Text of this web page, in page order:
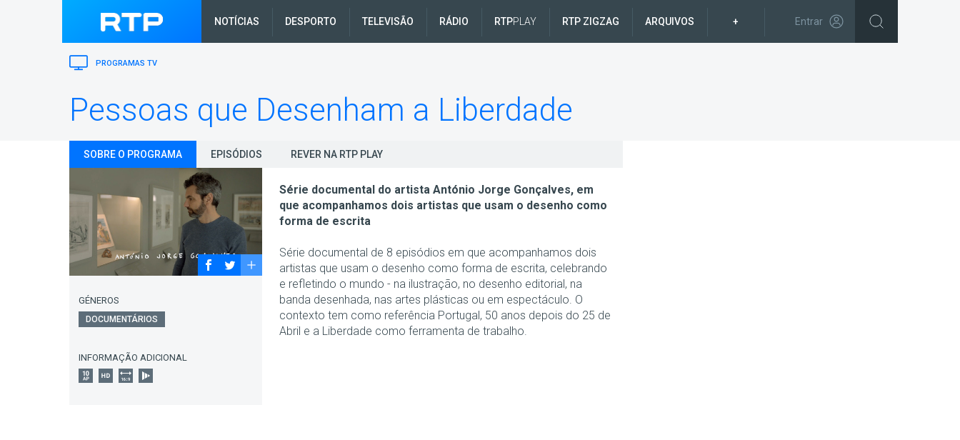
NOTÍCIAS DESPORTO TELEVISÃO RÁDIO RTPPLAY RTP ZIGZAG ARQUIVOS + Entrar
PROGRAMAS TV
Pessoas que Desenham a Liberdade
SOBRE O PROGRAMA EPISÓDIOS REVER NA RTP PLAY
GÉNEROS
DOCUMENTÁRIOS
INFORMAÇÃO ADICIONAL
Série documental do artista António Jorge Gonçalves, em
que acompanhamos dois artistas que usam o desenho como
forma de escrita
Série documental de 8 episódios em que acompanhamos dois
artistas que usam o desenho como forma de escrita, celebrando
e refletindo o mundo - na ilustração, no desenho editorial, na
banda desenhada, nas artes plásticas ou em espectáculo. O
contexto tem como referência Portugal, 50 anos depois do 25 de
Abril e a Liberdade como ferramenta de trabalho.